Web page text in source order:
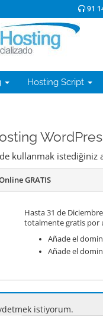
91
Hosting Script
kullanmak istediğiniz
GRATIS
Hasta 31 de
totalmente gratis por
Añade el
Añade el
istiyorum.